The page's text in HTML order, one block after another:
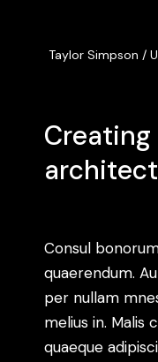
Taylor Simpson /
Creating
Consul
quaerendum.
per nullam
melius in. Malis
quaeque